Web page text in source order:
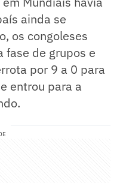
ainda se
os congoleses
fase de grupos e
por 9 a 0 para
entrou para a